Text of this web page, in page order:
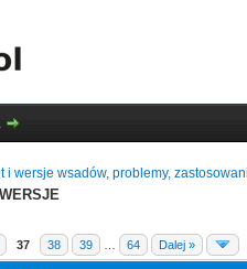
i wersje wsadów, problemy,
37 38 39 64 Dalej »